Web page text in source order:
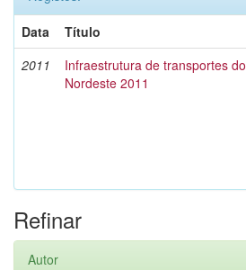
Data
Título
2011
Infraestrutura de transportes do
Nordeste 2011
Refinar
Autor